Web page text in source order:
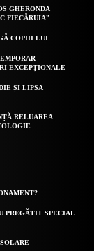
GHERONDA
FIECĂRUIA”
COPIII LUI
EXCEPȚIONALE
ȘI LIPSA
RELUAREA
PREGĂTIT SPECIAL